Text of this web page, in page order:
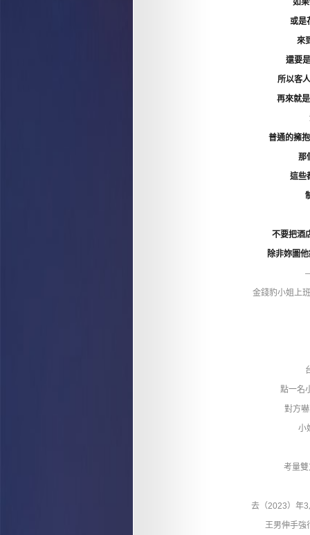
如
或是
來
還要
所以客
再來就
普通的擁
那
這些
不要把酒
除非妳圖
金錢豹小姐上
點一名
對方
小
考量
去（2023）年
王男伸手強